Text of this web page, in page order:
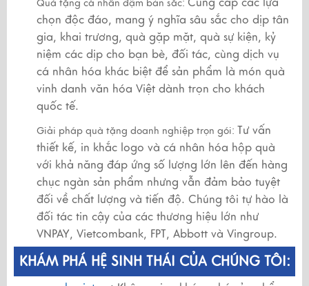
Quà tặng cá nhân đậm bản sắc: Cung cấp các lựa
chọn độc đáo, mang ý nghĩa sâu sắc cho dịp tân
gia, khai trương, quà gặp mặt, quà sự kiện, kỷ
niệm các dịp cho bạn bè, đối tác, cùng dịch vụ
cá nhân hóa khác biệt để sản phẩm là món quà
vinh danh văn hóa Việt dành trọn cho khách
quốc tế.
Giải pháp quà tặng doanh nghiệp trọn gói: Tư vấn
thiết kế, in khắc logo và cá nhân hóa hộp quà
với khả năng đáp ứng số lượng lớn lên đến hàng
chục ngàn sản phẩm nhưng vẫn đảm bảo tuyệt
đối về chất lượng và tiến độ. Chúng tôi tự hào là
đối tác tin cậy của các thương hiệu lớn như
VNPAY, Vietcombank, FPT, Abbott và Vingroup.
KHÁM PHÁ HỆ SINH THÁI CỦA CHÚNG TÔI: